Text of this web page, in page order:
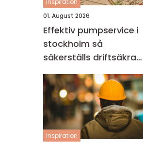
inspiration
01. August 2026
Effektiv pumpservice i
stockholm så
säkerställs driftsäkra
anläggningar
inspiration